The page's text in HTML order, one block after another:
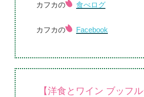
カフカの 食べログ
カフカの Facebook
【洋食とワイン ブッフル